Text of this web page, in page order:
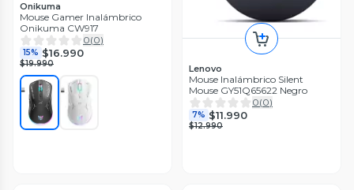
Onikuma
Mouse Gamer Inalámbrico
Onikuma CW917
0(0)
15% $16.990
$19.990 Lenovo
Mouse Inalámbrico Silent
Mouse GY51Q65622 Negro
0(0)
7% $11.990
$12.990